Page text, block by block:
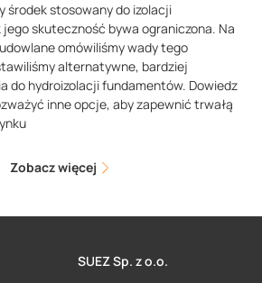
środek stosowany do izolacji
skuteczność bywa ograniczona. Na
omówiliśmy wady tego
alternatywne, bardziej
do hydroizolacji fundamentów. Dowiedz
inne opcje, aby zapewnić trwałą
Zobacz więcej
SUEZ Sp. z o.o.